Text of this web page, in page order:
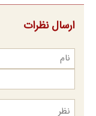
ارسال نظرات